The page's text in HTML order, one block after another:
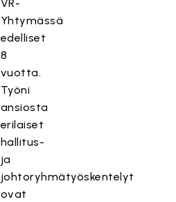
VR-
Yhtymässä
edelliset
8
vuotta.
Työni
ansiosta
erilaiset
hallitus-
ja
johtoryhmätyöskentelyt
ovat